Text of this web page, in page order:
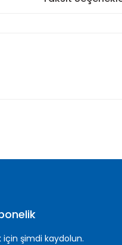
şimdi kaydolun.